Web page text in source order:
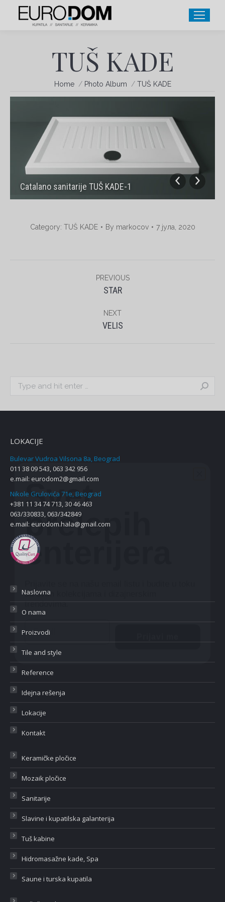
TUŠ KADE
You are here:
Home Photo Album TUŠ KADE
Catalano sanitarije TUŠ KADE-1
Category: TUŠ KADE By markocov 7 јула, 2020
PREVIOUS
Previous
STAR
NEXT
Next
VELIS
Search:
LOKACIJE
Bulevar Vudroa Vilsona 8a, Beograd
011 38 09 543, 063 342 956
e.mail: eurodom2@gmail.com
Nikole Grulovića 71e, Beograd
+381 11 34 74 713, 30 46 463
063/330833, 063/342849
e.mail: eurodom.hala@gmail.com
Naslovna
O nama
Proizvodi
Tile and style
Reference
Idejna rešenja
Lokacije
Kontakt
Keramičke pločice
Mozaik pločice
Sanitarije
Slavine i kupatilska galanterija
Tuš kabine
Hidromasažne kade, Spa
Saune i turska kupatila
Svet
prelepih
enterijera
Prijavite se na našu email listu i budite u toku
Prijavi me